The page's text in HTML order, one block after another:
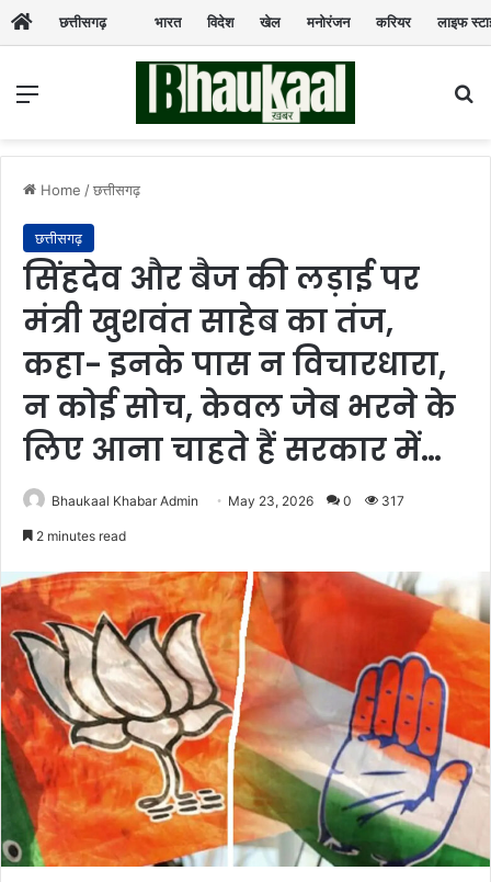
छत्तीसगढ़ भारत विदेश खेल मनोरंजन करियर लाइफ
Menu
Home /छत्तीसगढ़
छत्तीसगढ़
सिंहदेव और बैज की लड़ाई पर
मंत्री खुशवंत साहेब का तंज,
कहा- इनके पास न विचारधारा,
न कोई सोच, केवल जेब भरने के
लिए आना चाहते हैं सरकार में…
Bhaukaal Khabar Admin May 23, 2026 0 317
2 minutes read